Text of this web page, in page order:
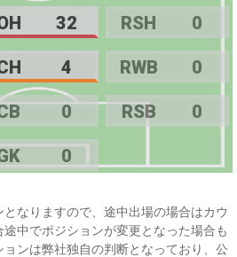
32 RSH 0
4 RWB 0
0 RSB 0
0
なりますので、途中出場の場合はカウ
中でポジションが変更となった場合も
ンは弊社独自の判断となっており、公